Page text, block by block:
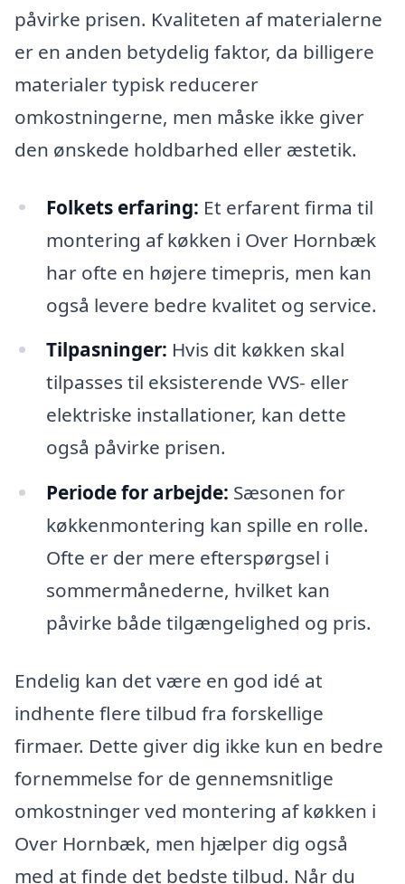
påvirke prisen. Kvaliteten af materialerne
er en anden betydelig faktor, da billigere
materialer typisk reducerer
omkostningerne, men måske ikke giver
den ønskede holdbarhed eller æstetik.
Folkets erfaring: Et erfarent firma til
montering af køkken i Over Hornbæk
har ofte en højere timepris, men kan
også levere bedre kvalitet og service.
Tilpasninger: Hvis dit køkken skal
tilpasses til eksisterende VVS- eller
elektriske installationer, kan dette
også påvirke prisen.
Periode for arbejde: Sæsonen for
køkkenmontering kan spille en rolle.
Ofte er der mere efterspørgsel i
sommermånederne, hvilket kan
påvirke både tilgængelighed og pris.
Endelig kan det være en god idé at
indhente flere tilbud fra forskellige
firmaer. Dette giver dig ikke kun en bedre
fornemmelse for de gennemsnitlige
omkostninger ved montering af køkken i
Over Hornbæk, men hjælper dig også
med at finde det bedste tilbud. Når du